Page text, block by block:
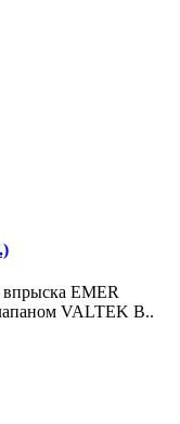
впрыска EMER
VALTEK B..